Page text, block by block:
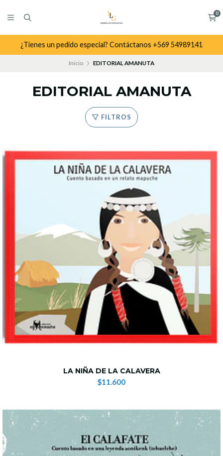
0
¿Tienes un pedido especial? Contáctanos +569 54989141
Inicio EDITORIAL AMANUTA
EDITORIAL AMANUTA
FILTROS
LA NIÑA DE LA CALAVERA
$11.600